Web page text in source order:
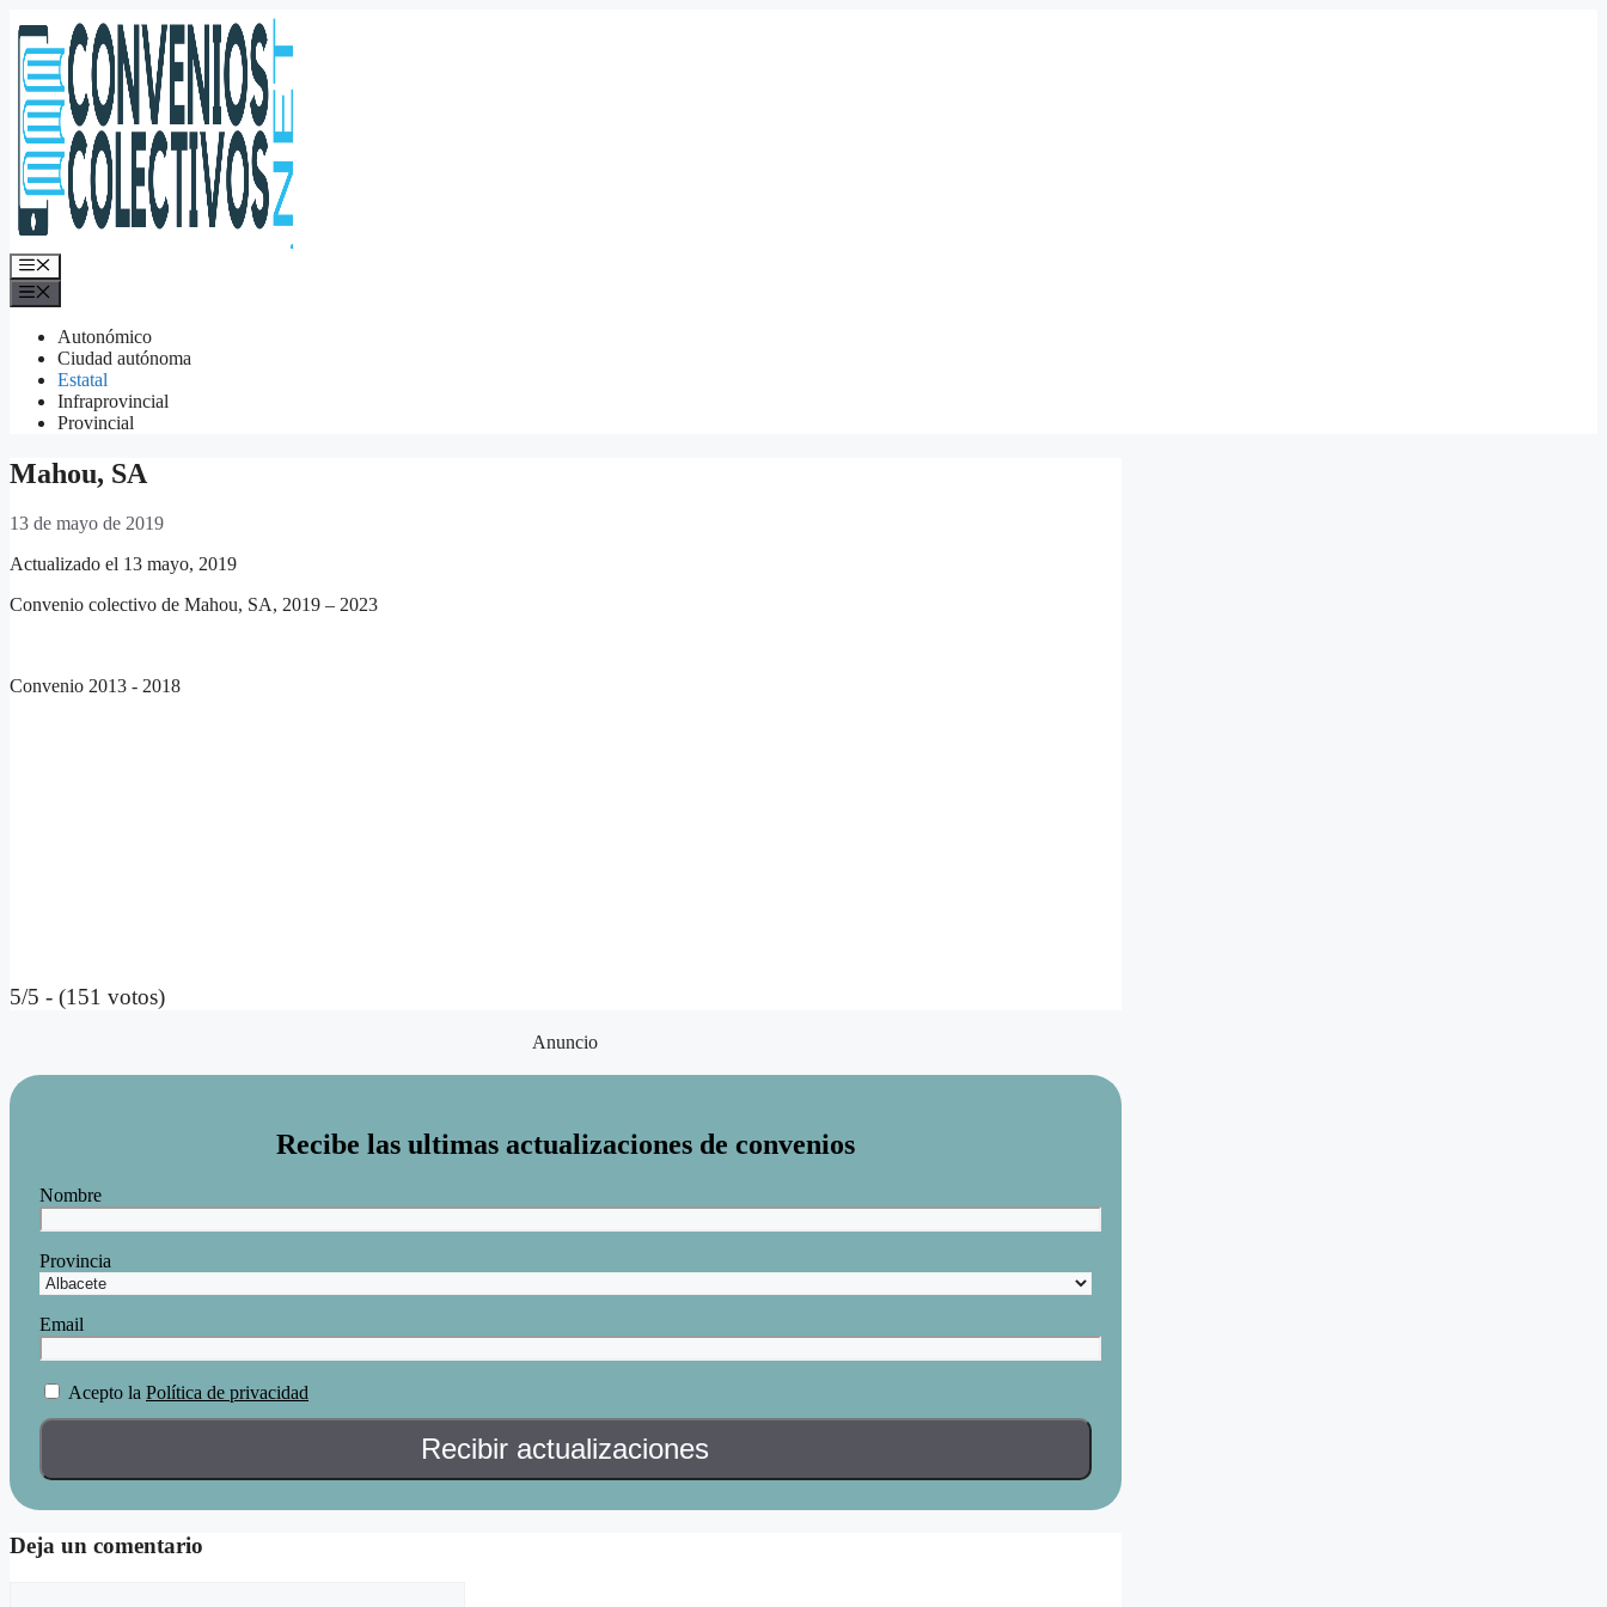
al
contenido
Menú
Autonómico
Ciudad autónoma
Estatal
Infraprovincial
Provincial
Mahou, SA
13 de mayo de 2019
Actualizado el 13 mayo, 2019
Convenio colectivo de Mahou, SA, 2019 – 2023
Convenio 2013 - 2018
5/5 - (151 votos)
Anuncio
Recibe las ultimas actualizaciones de convenios
Nombre
Provincia
Email
Acepto la Política de privacidad
Deja un comentario